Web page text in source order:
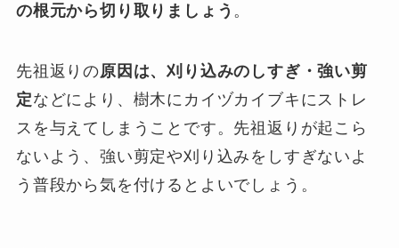
の根元から切り取りましょう 。
先祖返りの原因は、刈り込みのしすぎ・強い剪
定などにより、樹木にカイヅカイブキにストレ
スを与えてしまうことです。先祖返りが起こら
ないよう、強い剪定や刈り込みをしすぎないよ
う普段から気を付けるとよいでしょう。